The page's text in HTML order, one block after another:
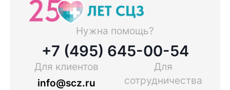
Нужна помощь?
+7 (495) 645-00-54
Для клиентов
info@scz.ru
Для
сотрудничества